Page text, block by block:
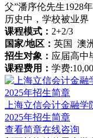
父”潘序伦先生1928
历史中，学校被业界
课程模式： 2+2/3
国家/地区： 英国 澳
招生对象： 应届高中
课程费用： 学费
上海立信会计金融
2025年招生简章
查看简章在线咨询